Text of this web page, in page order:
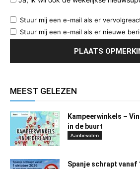
Stuur mij een e-mail als er
Stuur mij een e-mail als er nieuwe
MEEST GELEZEN
Kampeerwinkels –
in de buurt
Aanbevolen
Spanje schrapt vanaf